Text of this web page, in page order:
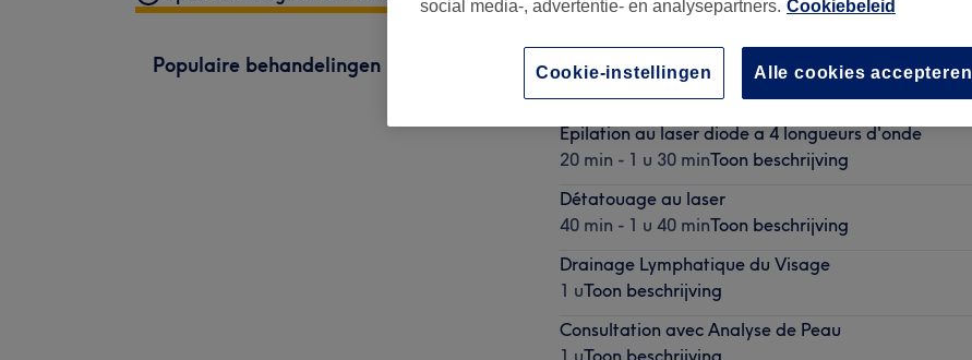
Populaire behandelingen
Drainage lymphathique Classique
Épilation au laser diode a 4 longueurs d'onde
20 min - 1 u 30 minToon beschrijving
Détatouage au laser
40 min - 1 u 40 minToon beschrijving
Drainage Lymphatique du Visage
1 uToon beschrijving
Consultation avec Analyse de Peau
1 uToon beschrijving
social media-, advertentie- en analysepartners. Cookiebeleid
Alle cookies accepteren
Cookie-instellingen